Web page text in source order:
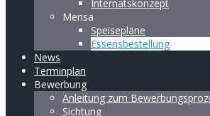
Internatskonzept
Mensa
Speisepläne
Essensbestellung
News
Terminplan
Bewerbung
Anleitung zum
Sichtung